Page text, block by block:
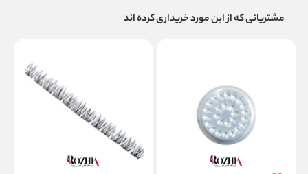
مشتریانی که از این مورد خریداری کرده اند